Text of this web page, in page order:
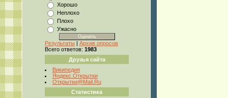
Хорошо
Неплохо
Плохо
Ужасно
Результаты | Архив опросов
Всего ответов: 1983
Друзья сайта
Википедия
Яндекс.Открытки
Открытки@Mail.Ru
Статистика